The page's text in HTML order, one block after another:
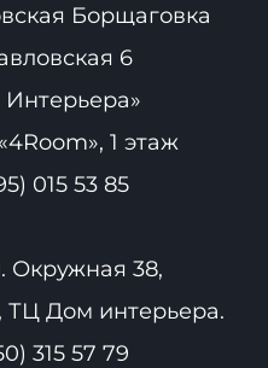
Борщаговка
6
1 этаж
015 53 85
Окружная 38,
ТЦ Дом интерьера.
315 57 79